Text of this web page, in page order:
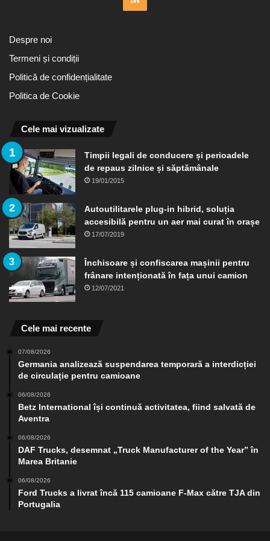
Despre noi
Termeni și condiții
Politică de confidențialitate
Politica de Cookie
Cele mai vizualizate
Timpii legali de conducere și perioadele
de repaus zilnice și săptămânale
19/01/2015
Autoutilitarele plug-in hibrid, soluția
accesibilă pentru un aer mai curat în orașe
17/07/2019
Închisoare și confiscarea mașinii pentru
frânare intenționată în fața unui camion
12/07/2021
Cele mai recente
07/08/2026
Germania analizează suspendarea temporară a interdicției
de circulație pentru camioane
06/08/2026
Betz International își continuă activitatea, fiind salvată de
Aventra
06/08/2026
DAF Trucks, desemnat „Truck Manufacturer of the Year” în
Marea Britanie
06/08/2026
Ford Trucks a livrat încă 115 camioane F-Max către TJA din
Portugalia